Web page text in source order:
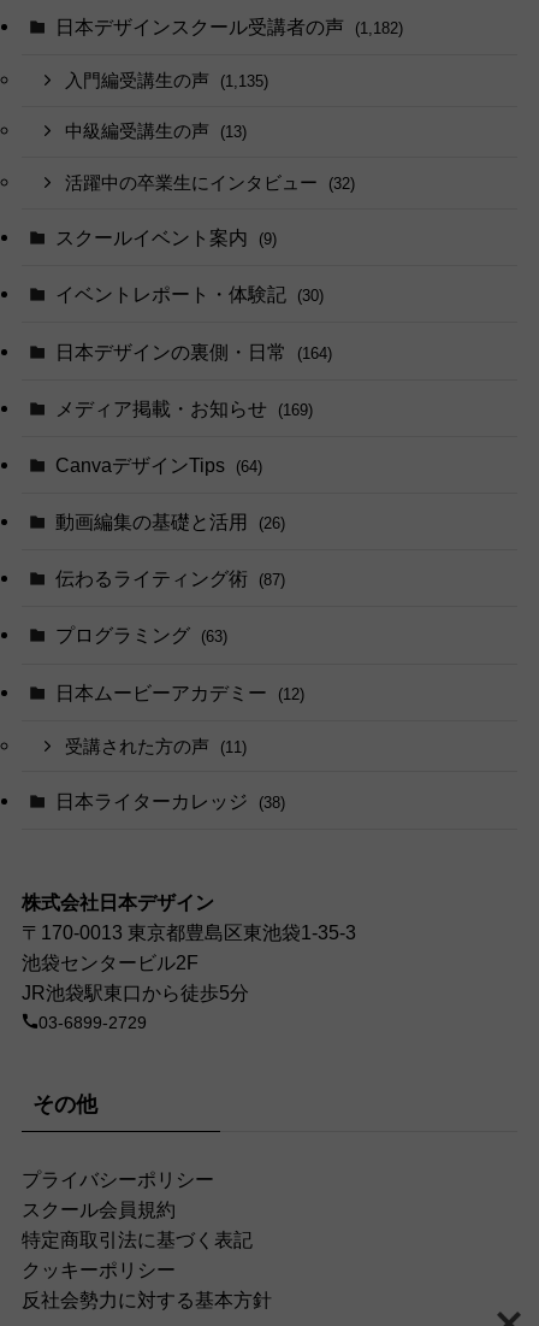
日本デザインスクール受講者の声 (1,182)
入門編受講生の声 (1,135)
中級編受講生の声 (13)
活躍中の卒業生にインタビュー (32)
スクールイベント案内 (9)
イベントレポート・体験記 (30)
日本デザインの裏側・日常 (164)
メディア掲載・お知らせ (169)
CanvaデザインTips (64)
動画編集の基礎と活用 (26)
伝わるライティング術 (87)
プログラミング (63)
日本ムービーアカデミー (12)
受講された方の声 (11)
日本ライターカレッジ (38)
株式会社日本デザイン
〒170-0013 東京都豊島区東池袋1-35-3
池袋センタービル2F
JR池袋駅東口から徒歩5分
03-6899-2729
その他
プライバシーポリシー
スクール会員規約
特定商取引法に基づく表記
クッキーポリシー
反社会勢力に対する基本方針